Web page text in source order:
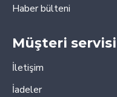
Haber bülteni
Müşteri servisi
İletişim
İadeler